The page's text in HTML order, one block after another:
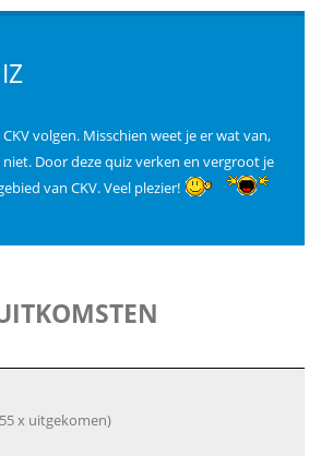
volgen. Misschien weet je er wat van,
Door deze quiz verken en vergroot je
van CKV. Veel plezier!
x uitgekomen)